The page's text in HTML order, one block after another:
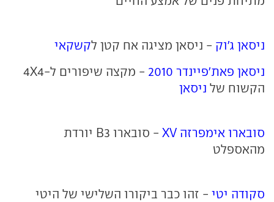
ניסאן ג'וק - ניסאן מציגה אח קטן לקשקאי
ניסאן פאת'פיינדר 2010
- מקצה שיפורים ל-4X4
הקשוח של ניסאן
סובארו אימפרזה XV
- סובארו B3 יורדת
מהאספלט
סקודה יטי - זהו כבר ביקורו השלישי של היטי